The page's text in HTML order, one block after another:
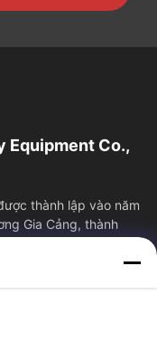
Equipment Co.,
thành lập vào năm
Gia Cảng, thành
Tôi